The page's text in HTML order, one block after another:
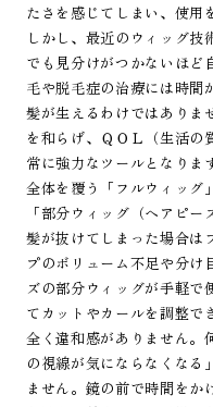
たさを感じてしまい、使用
しかし、最近のウィッグ
でも見分けがつかないほど
毛や脱毛症の治療には時間
髪が生えるわけではありま
を和らげ、ＱＯＬ（生活の
常に強力なツールとなりま
全体を覆う「フルウィッグ
「部分ウィッグ（ヘアピ
髪が抜けてしまった場合は
プのボリューム不足や分け
ズの部分ウィッグが手軽で
てカットやカールを調整で
全く違和感がありません。
の視線が気にならなくなる
ません。鏡の前で時間を